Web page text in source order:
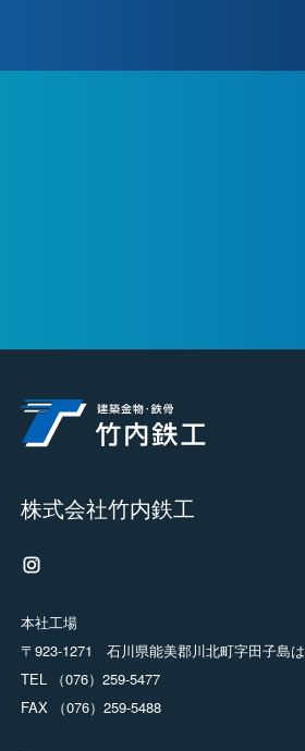
株式会社竹内鉄工
本社工場
〒923-1271 石川県能美郡川北町字田子島
TEL （076）259-5477
FAX （076）259-5488